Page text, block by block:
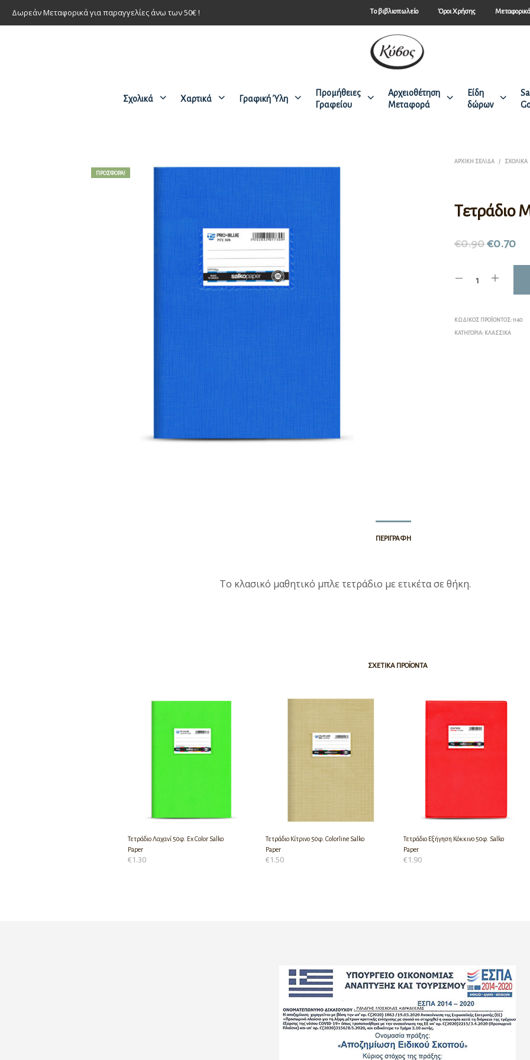
Δωρεάν Μεταφορικά για παραγγελίες άνω των 50€ ! Tο βιβλιοπωλείο Όροι Χρήσης Μεταφορικά
Σχολικά Χαρτικά Γραφική Ύλη
Προμήθειες
Γραφείου
Αρχειοθέτηση
Μεταφορά
Είδη
δώρων
ΠΡΟΣΦΟΡΆ!
ΑΡΧΙΚΉ ΣΕΛΊΔΑ / ΣΧΟΛΙΚΆ
Τετράδιο
€0.90€0.70
ΚΩΔΙΚΌΣ ΠΡΟΪΌΝΤΟΣ:1140
ΚΑΤΗΓΟΡΊΑ: ΚΛΑΣΣΙΚΆ
ΠΕΡΙΓΡΑΦΉ
Το κλασικό μαθητικό μπλε τετράδιο με ετικέτα σε θήκη.
ΣΧΕΤΙΚΆ ΠΡΟΪΌΝΤΑ
Τετράδιο Λαχανί 50φ. Ex Color Salko
Paper
€1.30
Τετράδιο Κίτρινο 50φ. Colorline Salko
Paper
€1.50
Τετράδιο Εξήγηση Κόκκινο 50φ. Salko
Paper
€1.90